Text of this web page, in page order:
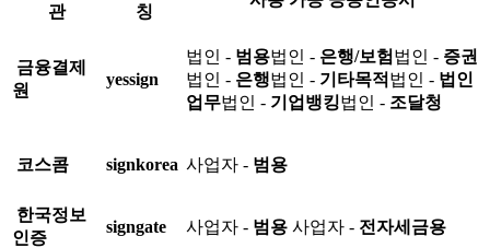
관
칭
금융결제
원
yessign
법인 - 범용법인 - 은행/보험 법인 - 증권
법인 - 은행법인 - 기타목적 법인 - 법인
업무법인 - 기업뱅킹법인 - 조달청
코스콤 signkorea 사업자 - 범용
한국정보
인증
signgate 사업자 - 범용 사업자 - 전자세금용